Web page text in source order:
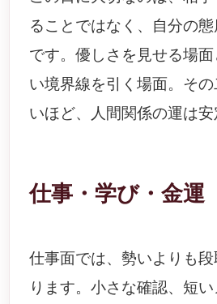
ることではなく、自分の
です。優しさを見せる場
い境界線を引く場面。そ
いほど、人間関係の運は安
仕事・学び・金運
仕事面では、勢いよりも
ります。小さな確認、短